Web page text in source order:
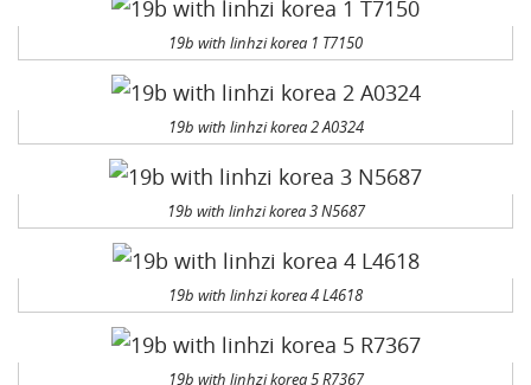
19b with linhzi korea 1 T7150
19b with linhzi korea 2 A0324
19b with linhzi korea 3 N5687
19b with linhzi korea 4 L4618
19b with linhzi korea 5 R7367